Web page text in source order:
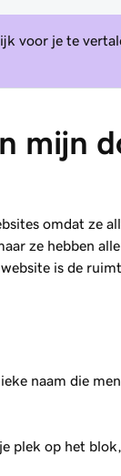
voor je te
mijn
omdat ze
ze hebben
is de
naam die
plek op het